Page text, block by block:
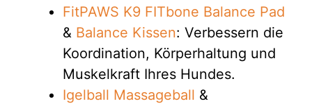
FitPAWS K9 FITbone Balance Pad
& Balance Kissen: Verbessern die
Koordination, Körperhaltung und
Muskelkraft Ihres Hundes.
Igelball Massageball &